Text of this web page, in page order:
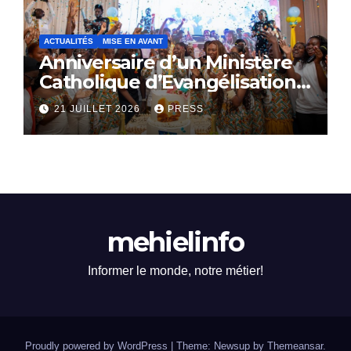
ACTUALITÉS MISE EN AVANT
Anniversaire d’un Ministère
Catholique d’Evangélisation:
Le SACERDOCE ROYAL
célèbre ses 16 ans
d’existence
21 JUILLET 2026 PRESS
mehielinfo
Informer le monde, notre métier!
Proudly powered by WordPress Theme: Newsup by Themeansar.